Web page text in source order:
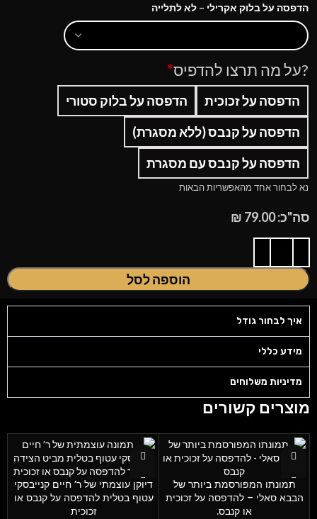
הדפסה על בלוק אקרילי – לא לתלייה
?על מה תרצו להדפיס*
הדפסה על זכוכית
הדפסה על בלוק סטורי
הדפסה על קנבס (ללא מסגרת)
הדפסה על קנבס עם מסגרת
נא לבחור אחד מהאפשריות הבאות
סה"כ:79.00
₪
הוספה לסל
איך לבחור גודל
מידע כללי
מדיניות משלוחים
מוצרים קשורים
תמונתו המפורסמת ביותר של
הבבא סאלי – להדפסה על זכוכית
או קנבס.
דיוקן עוצמתי של ר’ חיים קנייבסקי
עטוף בטלית להדפסה על קנבס או
זכוכית